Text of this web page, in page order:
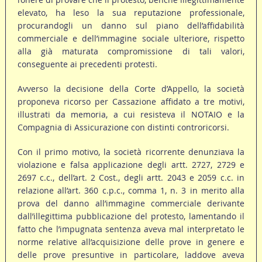
elevato, ha leso la sua reputazione professionale,
procurandogli un danno sul piano dell’affidabilità
commerciale e dell’immagine sociale ulteriore, rispetto
alla già maturata compromissione di tali valori,
conseguente ai precedenti protesti.
Avverso la decisione della Corte d’Appello, la società
proponeva ricorso per Cassazione affidato a tre motivi,
illustrati da memoria, a cui resisteva il NOTAIO e la
Compagnia di Assicurazione con distinti controricorsi.
Con il primo motivo, la società ricorrente denunziava la
violazione e falsa applicazione degli artt. 2727, 2729 e
2697 c.c., dell’art. 2 Cost., degli artt. 2043 e 2059 c.c. in
relazione all’art. 360 c.p.c., comma 1, n. 3 in merito alla
prova del danno all’immagine commerciale derivante
dall’illegittima pubblicazione del protesto, lamentando il
fatto che l’impugnata sentenza aveva mal interpretato le
norme relative all’acquisizione delle prove in genere e
delle prove presuntive in particolare, laddove aveva